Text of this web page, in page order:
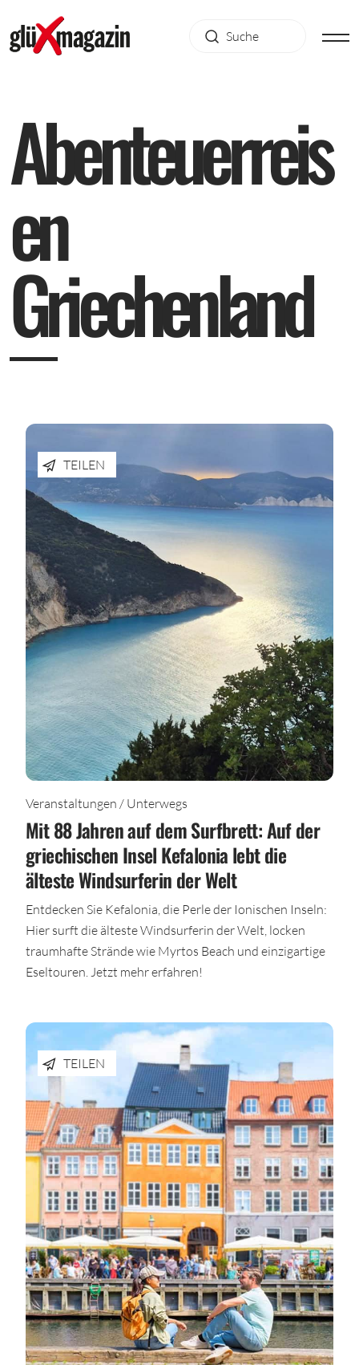
Abenteuerreis
en
Griechenland
TEILEN
Veranstaltungen / Unterwegs
Mit 88 Jahren auf dem Surfbrett: Auf der
griechischen Insel Kefalonia lebt die
älteste Windsurferin der Welt
Entdecken Sie Kefalonia, die Perle der Ionischen Inseln:
Hier surft die älteste Windsurferin der Welt, locken
traumhafte Strände wie Myrtos Beach und einzigartige
Eseltouren. Jetzt mehr erfahren!
TEILEN